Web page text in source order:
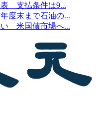
表 支払条件は9...
度末まで石油の...
い 米国債市場へ...